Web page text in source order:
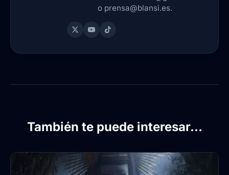
o prensa@blansi.es.
También te puede interesar...